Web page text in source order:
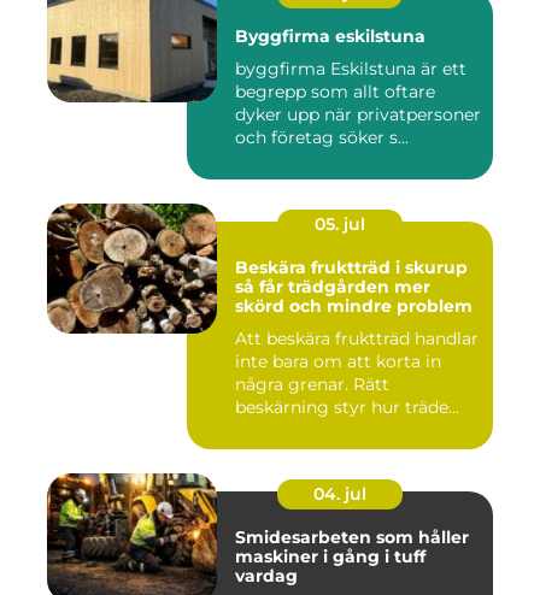
Byggfirma eskilstuna
byggfirma Eskilstuna är ett
begrepp som allt oftare
dyker upp när privatpersoner
och företag söker s...
05. jul
Beskära fruktträd i skurup
så får trädgården mer
skörd och mindre problem
Att beskära fruktträd handlar
inte bara om att korta in
några grenar. Rätt
beskärning styr hur träde...
04. jul
Smidesarbeten som håller
maskiner i gång i tuff
vardag